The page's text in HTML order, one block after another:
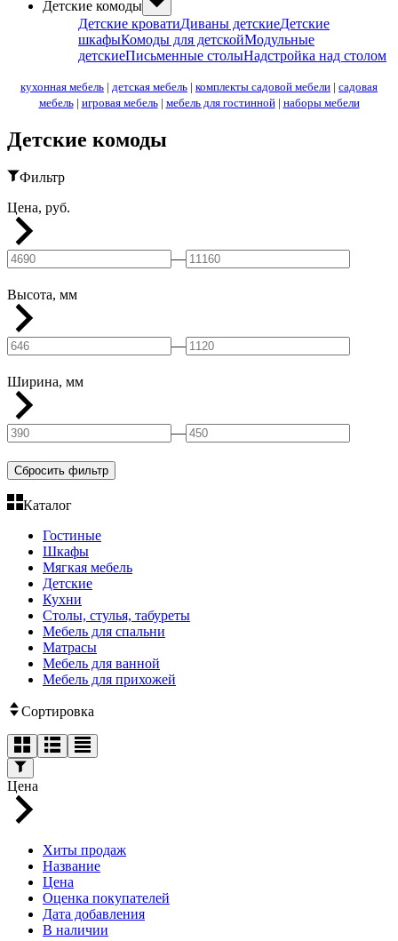
Детские комоды
Детские кроватиДиваны детскиеДетские
шкафыКомоды для детскойМодульные
детскиеПисьменные столыНадстройка над столом
кухонная мебель | детская мебель | комплекты садовой мебели | садовая
мебель| игровая мебель| мебель для гостинной| наборы мебели
Детские комоды
Фильтр
Цена, руб.
—
Высота, мм
—
Ширина, мм
—
Сбросить фильтр
Каталог
Гостиные
Шкафы
Мягкая мебель
Детские
Кухни
Столы, стулья, табуреты
Мебель для спальни
Матрасы
Мебель для ванной
Мебель для прихожей
Сортировка
Цена
Хиты продаж
Название
Цена
Оценка покупателей
Дата добавления
В наличии